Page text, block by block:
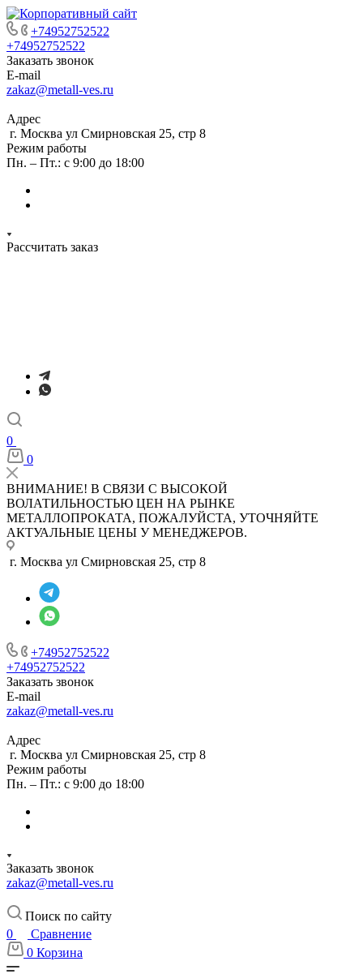
+74952752522
+74952752522
Заказать звонок
E-mail
zakaz@metall-ves.ru
Адрес
г. Москва ул Смирновская 25, стр 8
Режим работы
Пн. – Пт.: с 9:00 до 18:00
Рассчитать заказ
0
0
ВНИМАНИЕ! В СВЯЗИ С ВЫСОКОЙ
ВОЛАТИЛЬНОСТЬЮ ЦЕН НА РЫНКЕ
МЕТАЛЛОПРОКАТА, ПОЖАЛУЙСТА, УТОЧНЯЙТЕ
АКТУАЛЬНЫЕ ЦЕНЫ У МЕНЕДЖЕРОВ.
г. Москва ул Смирновская 25, стр 8
+74952752522
+74952752522
Заказать звонок
E-mail
zakaz@metall-ves.ru
Адрес
г. Москва ул Смирновская 25, стр 8
Режим работы
Пн. – Пт.: с 9:00 до 18:00
Заказать звонок
zakaz@metall-ves.ru
Поиск по сайту
0
Сравнение
0 Корзина